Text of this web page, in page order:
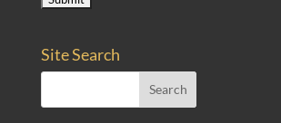
Site Search